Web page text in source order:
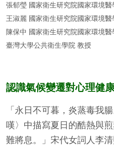
張郁瑩 國家衛生研究院國家環境
王淑麗 國家衛生研究院國家環境醫
陳保中 國家衛生研究院國家環境
臺灣大學公共衛生學院 教授
認識氣候變遷對心理健
「永日不可暮，炎蒸毒我
嘆〉中描寫夏日的酷熱與
難將息。」宋代女詞人李